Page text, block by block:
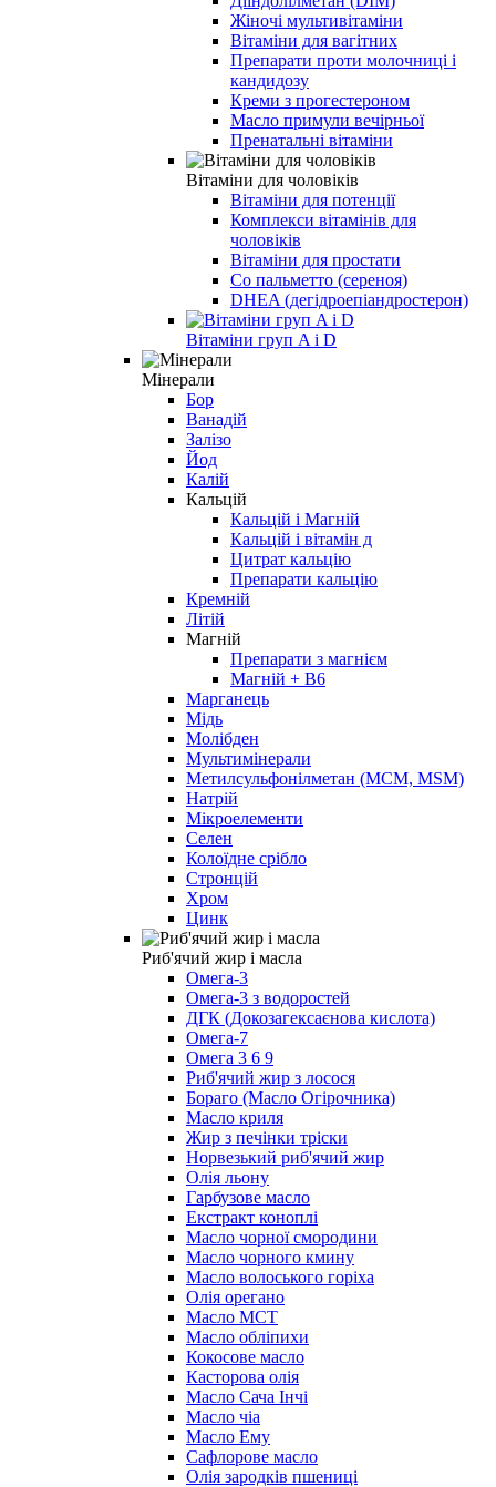
Жіночі мультивітаміни
Вітаміни для вагітних
Препарати проти молочниці і
кандидозу
Креми з прогестероном
Масло примули вечірньої
Пренатальні вітаміни
Вітаміни для чоловіків
Вітаміни для потенції
Комплекси вітамінів для
чоловіків
Вітаміни для простати
Со пальметто (сереноя)
DHEA (дегідроепіандростерон)
Вітаміни груп A і D
Мінерали
Бор
Ванадій
Залізо
Йод
Калій
Кальцій
Кальцій і Магній
Кальцій і вітамін д
Цитрат кальцію
Препарати кальцію
Кремній
Літій
Магній
Препарати з магнієм
Магній + B6
Марганець
Мідь
Молібден
Мультимінерали
Метилсульфонілметан (МСМ, MSM)
Натрій
Мікроелементи
Селен
Колоїдне срібло
Стронцій
Хром
Цинк
Риб'ячий жир і масла
Омега-3
Омега-3 з водоростей
ДГК (Докозагексаєнова кислота)
Омега-7
Омега 3 6 9
Риб'ячий жир з лосося
Бораго (Масло Огірочника)
Масло криля
Жир з печінки тріски
Норвезький риб'ячий жир
Олія льону
Гарбузове масло
Екстракт коноплі
Масло чорної смородини
Масло чорного кмину
Масло волоського горіха
Олія орегано
Масло МСТ
Масло обліпихи
Кокосове масло
Касторова олія
Масло Сача Інчі
Масло чіа
Масло Ему
Сафлорове масло
Олія зародків пшениці